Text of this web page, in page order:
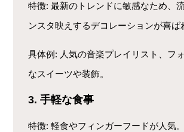
特徴: 最新のトレンドに敏感なため、
ンスタ映えするデコレーションが喜ば
具体例: 人気の音楽プレイリスト、フ
なスイーツや装飾。
3. 手軽な食事
特徴: 軽食やフィンガーフードが人気